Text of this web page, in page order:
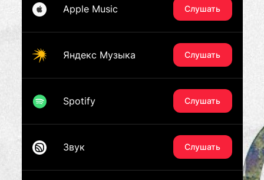
Apple Music Слушать
Яндекс Музыка Слушать
Spotify Слушать
Звук Слушать